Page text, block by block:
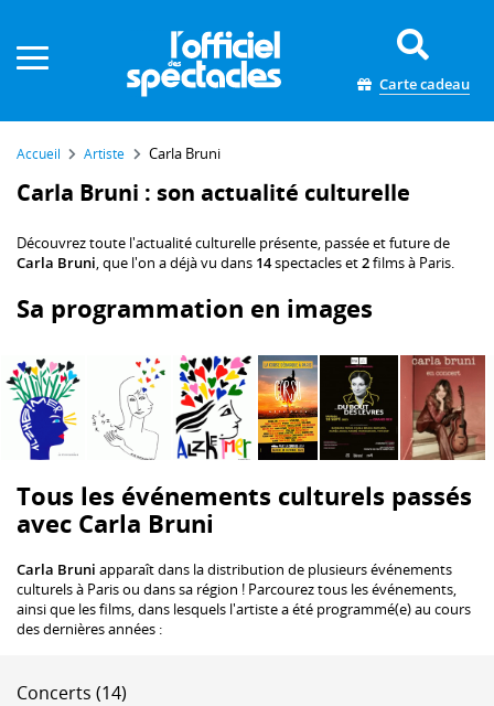
Carte cadeau
Accueil Artiste Carla Bruni
Carla Bruni : son actualité culturelle
Découvrez toute l'actualité culturelle présente, passée et future de
Carla Bruni, que l'on a déjà vu dans 14spectacles et2films à Paris.
Sa programmation en images
Tous les événements culturels passés
avec Carla Bruni
Carla Bruni apparaît dans la distribution de plusieurs événements
culturels à Paris ou dans sa région ! Parcourez tous les événements,
ainsi que les films, dans lesquels l'artiste a été programmé(e) au cours
des dernières années :
Concerts (14)